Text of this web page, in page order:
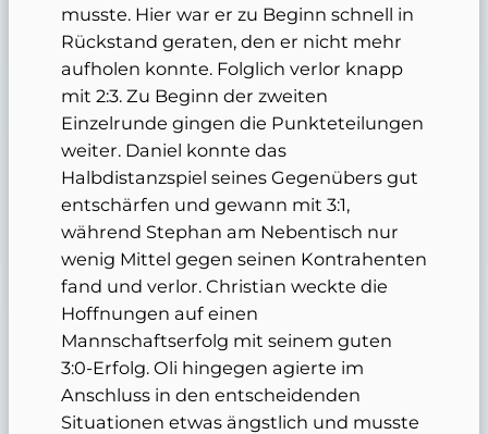
musste. Hier war er zu Beginn schnell in
Rückstand geraten, den er nicht mehr
aufholen konnte. Folglich verlor knapp
mit 2:3. Zu Beginn der zweiten
Einzelrunde gingen die Punkteteilungen
weiter. Daniel konnte das
Halbdistanzspiel seines Gegenübers gut
entschärfen und gewann mit 3:1,
während Stephan am Nebentisch nur
wenig Mittel gegen seinen Kontrahenten
fand und verlor. Christian weckte die
Hoffnungen auf einen
Mannschaftserfolg mit seinem guten
3:0-Erfolg. Oli hingegen agierte im
Anschluss in den entscheidenden
Situationen etwas ängstlich und musste